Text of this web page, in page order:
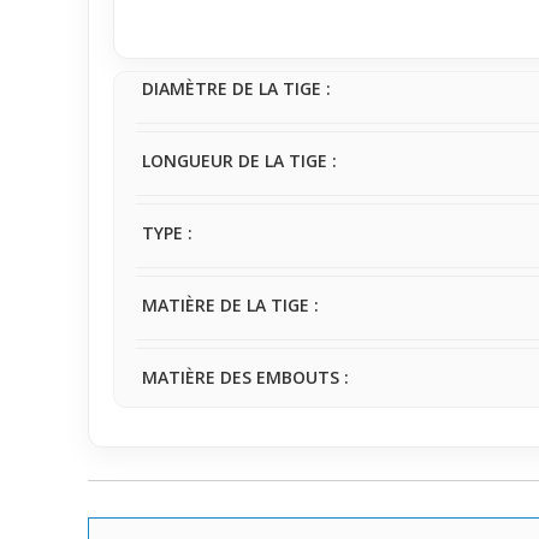
Pour un premier achat, c’est un choix sûr qui
DIAMÈTRE DE LA TIGE :
LONGUEUR DE LA TIGE :
TYPE :
MATIÈRE DE LA TIGE :
MATIÈRE DES EMBOUTS :